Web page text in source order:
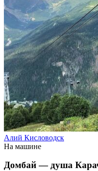
Алий Кисловодск
На машине
Домбай — душа